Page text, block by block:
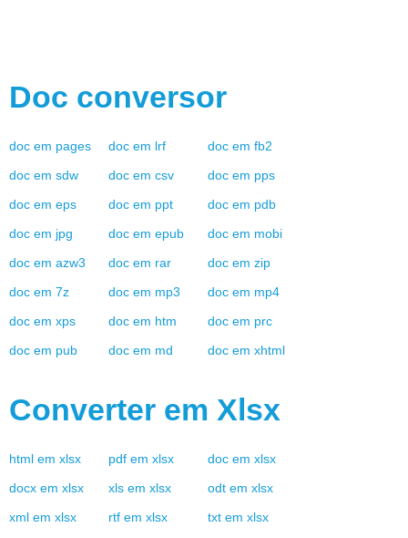
Doc conversor
doc em pages doc em lrf doc em fb2
doc em sdw doc em csv doc em pps
doc em eps doc em ppt doc em pdb
doc em jpg doc em epub doc em mobi
doc em azw3 doc em rar doc em zip
doc em 7z doc em mp3 doc em mp4
doc em xps doc em htm doc em prc
doc em pub doc em md doc em xhtml
Converter em Xlsx
html em xlsx pdf em xlsx doc em xlsx
docx em xlsx xls em xlsx odt em xlsx
xml em xlsx rtf em xlsx txt em xlsx